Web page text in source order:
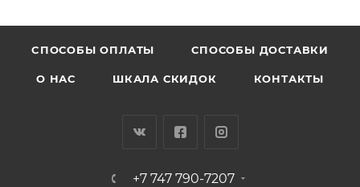
CПОСОБЫ ОПЛАТЫ СПОСОБЫ ДОСТАВКИ
О НАС ШКАЛА СКИДОК КОНТАКТЫ
+7 747 790-7207